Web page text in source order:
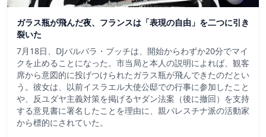
ガラス瓶が飛んだ夜、フランスは「表現の自由」を二つに引き
裂いた
7月18日、DJバルバラ・ブッチは、開始からわずか20分でマイ
クを止めることになった。市当局と本人の説明によれば、観客
席から意図的に投げつけられたガラス瓶が飛んできたのだとい
う。彼女は、以前イスラエル大使公邸での行事に参加したこと
や、反ユダヤ主義対策を掲げるヤダン法案（後に撤回）を支持
する意見書に署名したことを理由に、親パレスチナ派の活動家
から標的にされていた。